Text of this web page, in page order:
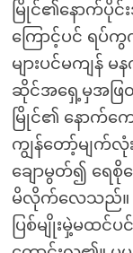
မြိုင်၏နောက်ပိုင်
ကြောင့်ပင် ရပ်
များပင်မကျန်
ဆိုင်အရှေ့မှအဖြ
မြိုင်၏ နောက်က
ကျွန်တော့်မျက်လုံ
ချောမွတ်၍ ရေစို
မိလိုက်လေသည်။
ပြစ်မျိုးမှဲ့မထ